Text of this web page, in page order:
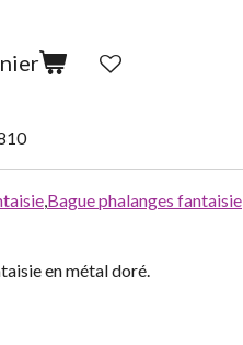
Bague phalanges fantaisie
en métal doré.